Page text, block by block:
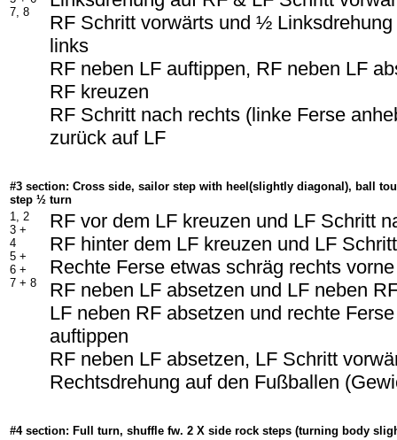
7, 8
RF Schritt vorwärts und ½
links
RF neben LF auftippen, RF neben LF
RF kreuzen
RF Schritt nach rechts (linke Ferse
zurück auf LF
#3 section: Cross side, sailor step with heel(slightly diagonal), ball
step ½ turn
1, 2
3 +
4
5 +
6 +
7 + 8
RF vor dem LF kreuzen und LF Schritt
RF hinter dem LF kreuzen und LF
Rechte Ferse etwas schräg rechts
RF neben LF absetzen und LF neben
LF neben RF absetzen und rechte
auftippen
RF neben LF absetzen, LF Schritt
Rechtsdrehung auf den Fußballen
#4 section: Full turn, shuffle fw. 2 X side rock steps (turning body